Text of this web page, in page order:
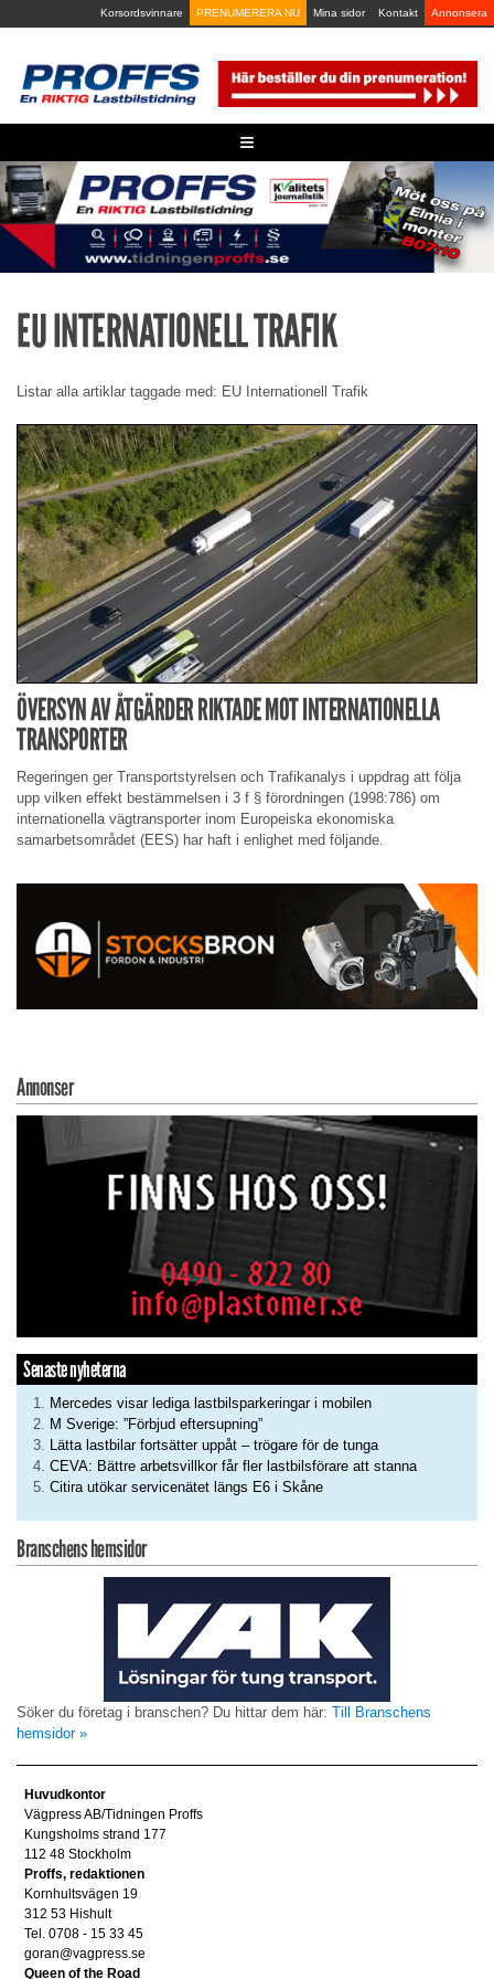
to
Korsordsvinnare PRENUMERERA NU Mina sidor Kontakt Annonsera
≡
EU INTERNATIONELL TRAFIK
Listar alla artiklar taggade med: EU Internationell Trafik
ÖVERSYN AV ÅTGÄRDER RIKTADE MOT INTERNATIONELLA
TRANSPORTER
Regeringen ger Transportstyrelsen och Trafikanalys i uppdrag att följa
upp vilken effekt bestämmelsen i 3 f § förordningen (1998:786) om
internationella vägtransporter inom Europeiska ekonomiska
samarbetsområdet (EES) har haft i enlighet med följande.
Annonser
Senaste nyheterna
Mercedes visar lediga lastbilsparkeringar i mobilen
M Sverige: ”Förbjud eftersupning”
Lätta lastbilar fortsätter uppåt – trögare för de tunga
CEVA: Bättre arbetsvillkor får fler lastbilsförare att stanna
Citira utökar servicenätet längs E6 i Skåne
Branschens hemsidor
Söker du företag i branschen? Du hittar dem här: Till Branschens
hemsidor »
Huvudkontor
Vägpress AB/Tidningen Proffs
Kungsholms strand 177
112 48 Stockholm
Proffs, redaktionen
Kornhultsvägen 19
312 53 Hishult
Tel. 0708 - 15 33 45
goran@vagpress.se
Queen of the Road